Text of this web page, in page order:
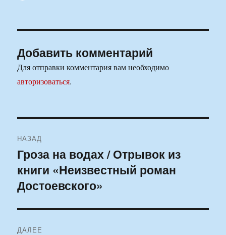
Добавить комментарий
Для отправки комментария вам необходимо
авторизоваться.
по
записям
НАЗАД
Предыдущая
запись:
Гроза на водах / Отрывок из
книги «Неизвестный роман
Достоевского»
ДАЛЕЕ